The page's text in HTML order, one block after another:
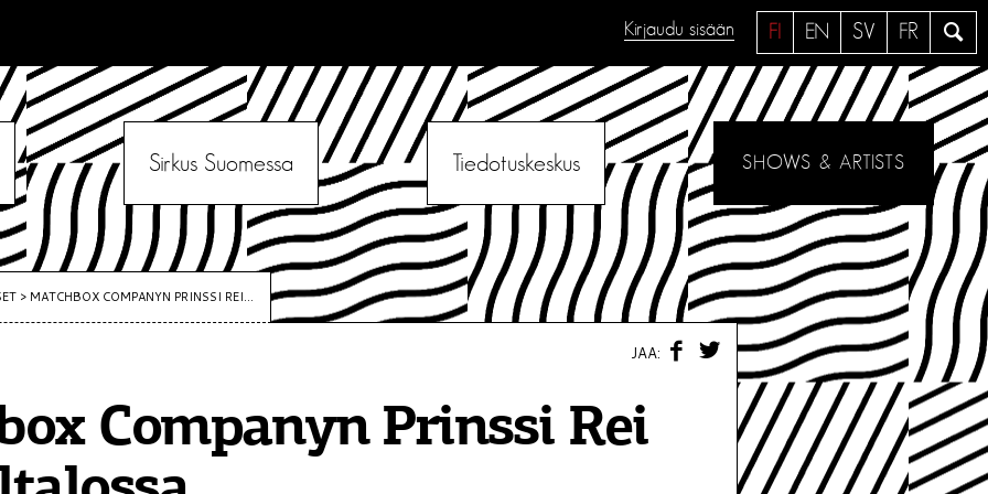
a
e
FI EN SV FR
Kirjaudu sisään
Sirkus Suomessa Tiedotuskeskus SHOWS & ARTISTS
> MATCHBOX COMPANYN PRINSSI REI...
Companyn Prinssi Rei
JAA:
F
W